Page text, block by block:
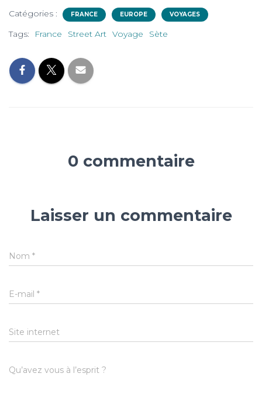
Catégories : FRANCE EUROPE VOYAGES
Tags: France Street Art Voyage Sète
0 commentaire
Laisser un commentaire
Nom *
E-mail *
Site internet
Qu’avez vous à l’esprit ?